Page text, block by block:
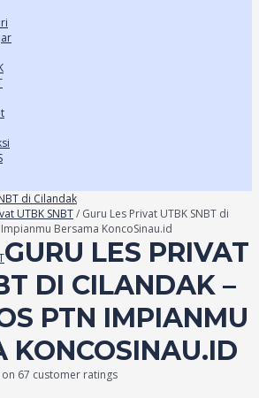
UTBK SNBT/ Guru Les Privat UTBK SNBT di
Bersama KoncoSinau.id
GURU LES PRIVAT
DI CILANDAK –
PTN IMPIANMU
KONCOSINAU.ID
67 customer ratings